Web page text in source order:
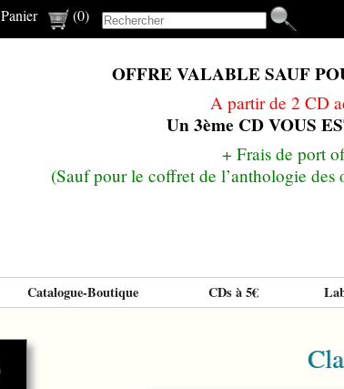
Panier (0)
OFFRE VALABLE SAUF
A partir de 2 CD
Un 3ème CD VOUS
+ Frais de port
(Sauf pour le coffret de l’anthologie
Catalogue-Boutique CDs à 5€